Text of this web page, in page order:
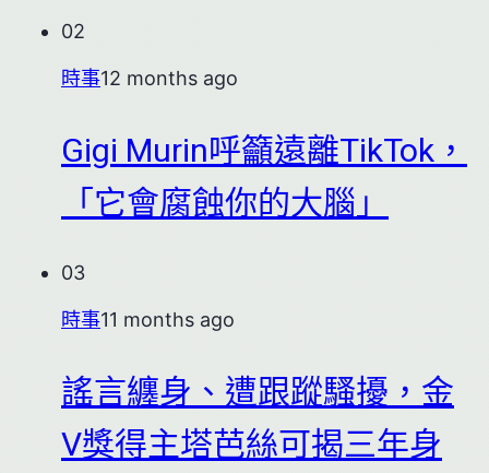
02
時事12 months ago
Gigi Murin呼籲遠離TikTok，
「它會腐蝕你的大腦」
03
時事11 months ago
謠言纏身、遭跟蹤騷擾，金
V獎得主塔芭絲可揭三年身